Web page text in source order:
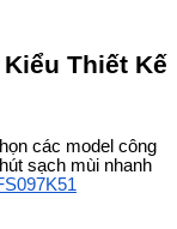
Thiết Kế
các model công
sạch mùi nhanh